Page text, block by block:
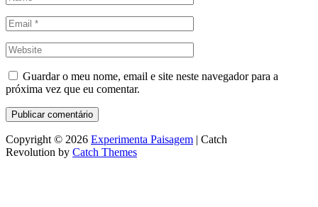
Guardar o meu nome, email e site neste navegador para a
próxima vez que eu comentar.
Copyright © 2026 Experimenta Paisagem | Catch
Revolution by Catch Themes